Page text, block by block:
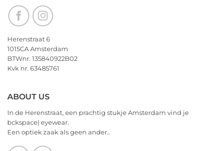
alvast
een
heerlijk
en
het
allerbeste
voor
Herenstraat 6
1015CA Amsterdam
BTWnr. 135840922B02
Kvk nr. 63485761
ABOUT US
In de Herenstraat, een prachtig stukje Amsterdam vind je
bckspace| eyewear.
Een optiek zaak als geen ander..